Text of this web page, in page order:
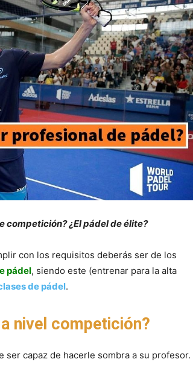
competición? ¿El pádel de élite?
con los requisitos deberás ser de los
pádel, siendo este (entrenar para la alta
de pádel.
nivel competición?
ser capaz de hacerle sombra a su profesor.